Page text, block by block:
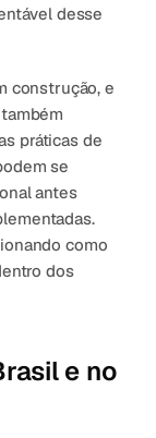
desse
construção, e
práticas de
se
antes
.
como
dos
e no